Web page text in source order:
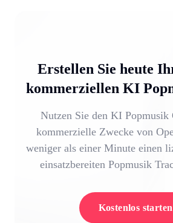
Erstellen Sie heute
kommerziellen KI
Nutzen Sie den KI Popmusik
kommerzielle Zwecke von
weniger als einer Minute einen
einsatzbereiten Popmusik
Kostenlos starten